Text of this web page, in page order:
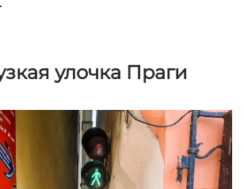
улочка Праги